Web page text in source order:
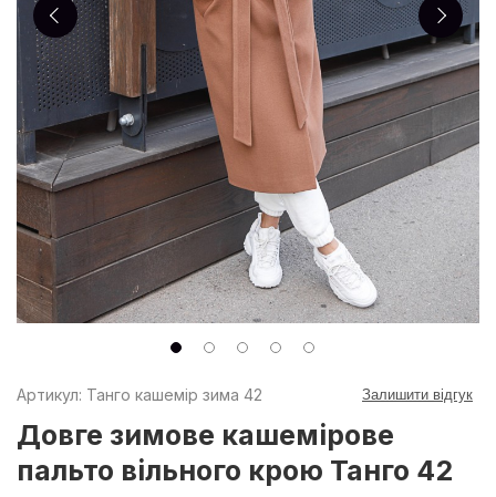
Артикул: Танго кашемір зима 42 Залишити відгук
Довге зимове кашемірове
пальто вільного крою Танго 42